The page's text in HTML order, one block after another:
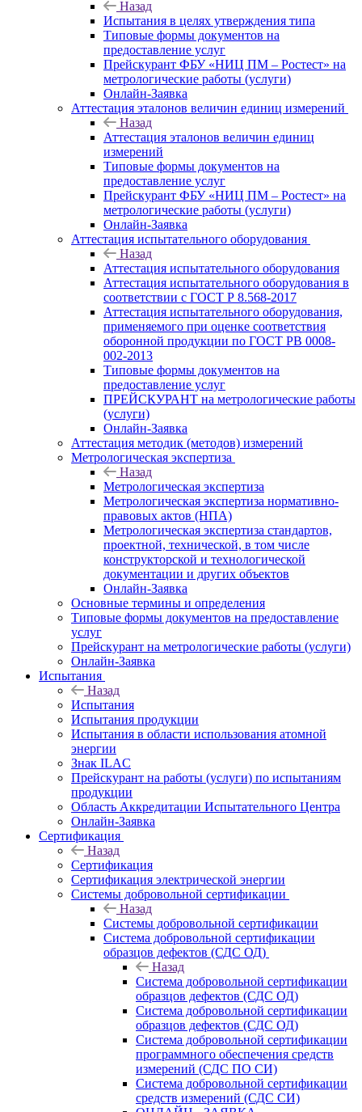
Назад
Испытания в целях утверждения типа
Типовые формы документов на
предоставление услуг
Прейскурант ФБУ «НИЦ ПМ – Ростест» на
метрологические работы (услуги)
Онлайн-Заявка
Аттестация эталонов величин единиц измерений
Назад
Аттестация эталонов величин единиц
измерений
Типовые формы документов на
предоставление услуг
Прейскурант ФБУ «НИЦ ПМ – Ростест» на
метрологические работы (услуги)
Онлайн-Заявка
Аттестация испытательного оборудования
Назад
Аттестация испытательного оборудования
Аттестация испытательного оборудования в
соответствии с ГОСТ Р 8.568-2017
Аттестация испытательного оборудования,
применяемого при оценке соответствия
оборонной продукции по ГОСТ РВ 0008-
002-2013
Типовые формы документов на
предоставление услуг
ПРЕЙСКУРАНТ на метрологические работы
(услуги)
Онлайн-Заявка
Аттестация методик (методов) измерений
Метрологическая экспертиза
Назад
Метрологическая экспертиза
Метрологическая экспертиза нормативно-
правовых актов (НПА)
Метрологическая экспертиза стандартов,
проектной, технической, в том числе
конструкторской и технологической
документации и других объектов
Онлайн-Заявка
Основные термины и определения
Типовые формы документов на предоставление
услуг
Прейскурант на метрологические работы (услуги)
Онлайн-Заявка
Испытания
Назад
Испытания
Испытания продукции
Испытания в области использования атомной
энергии
Знак ILAC
Прейскурант на работы (услуги) по испытаниям
продукции
Область Аккредитации Испытательного Центра
Онлайн-Заявка
Сертификация
Назад
Сертификация
Сертификация электрической энергии
Системы добровольной сертификации
Назад
Системы добровольной сертификации
Система добровольной сертификации
образцов дефектов (СДС ОД)
Назад
Система добровольной сертификации
образцов дефектов (СДС ОД)
Система добровольной сертификации
образцов дефектов (СДС ОД)
Система добровольной сертификации
программного обеспечения средств
измерений (СДС ПО СИ)
Система добровольной сертификации
средств измерений (СДС СИ)